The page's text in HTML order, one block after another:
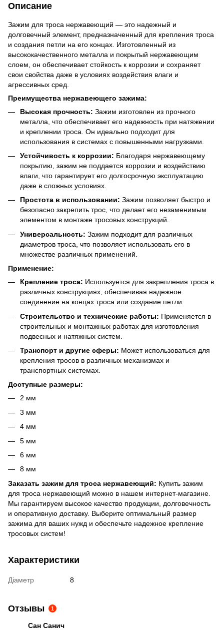
Описание
Зажим для троса нержавеющий — это надежный и
долговечный элемент, предназначенный для крепления троса
и создания петли на его концах. Изготовленный из
высококачественного металла и покрытый нержавеющим
слоем, он обеспечивает стойкость к коррозии и сохраняет
свои свойства даже в условиях воздействия влаги и
агрессивных сред.
Преимущества нержавеющего зажима:
Высокая прочность: Зажим изготовлен из прочного
металла, что обеспечивает его надежность при натяжении
и креплении троса. Он идеально подходит для
использования в системах с повышенными нагрузками.
Устойчивость к коррозии: Благодаря нержавеющему
покрытию, зажим не поддается коррозии и воздействию
влаги, что гарантирует его долгосрочную эксплуатацию
даже в сложных условиях.
Простота в использовании: Зажим позволяет быстро и
безопасно закрепить трос, что делает его незаменимым
элементом в монтаже тросовых конструкций.
Универсальность: Зажим подходит для различных
диаметров троса, что позволяет использовать его в
множестве различных применений.
Применение:
Крепление троса: Используется для закрепления троса в
различных конструкциях, обеспечивая надежное
соединение на концах троса или создание петли.
Строительство и технические работы: Применяется в
строительных и монтажных работах для изготовления
подвесных и натяжных систем.
Транспорт и другие сферы: Может использоваться для
крепления тросов в различных механизмах и
транспортных системах.
Доступные размеры:
2 мм
3 мм
4 мм
5 мм
6 мм
8 мм
Заказать зажим для троса нержавеющий: Купить зажим
для троса нержавеющий можно в нашем интернет-магазине.
Мы гарантируем высокое качество продукции, долговечность
и оперативную доставку. Выберите оптимальный размер
зажима для ваших нужд и обеспечьте надежное крепление
тросовых систем!
Характеристики
Діаметр 8
Отзывы 1
Сан Санич